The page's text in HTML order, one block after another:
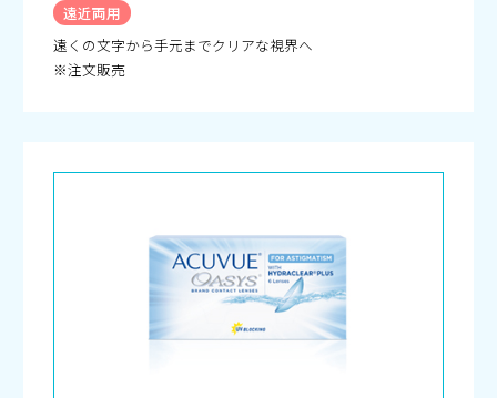
遠近両用
遠くの文字から手元までクリアな視界へ
※注文販売